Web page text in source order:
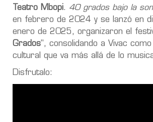
Teatro Mbopi. 40 grados bajo la
en febrero de 2024 y se lanzó en
enero de 2025, organizaron el
Grados", consolidando a Vivac
cultural que va más allá de lo
Disfrutalo: